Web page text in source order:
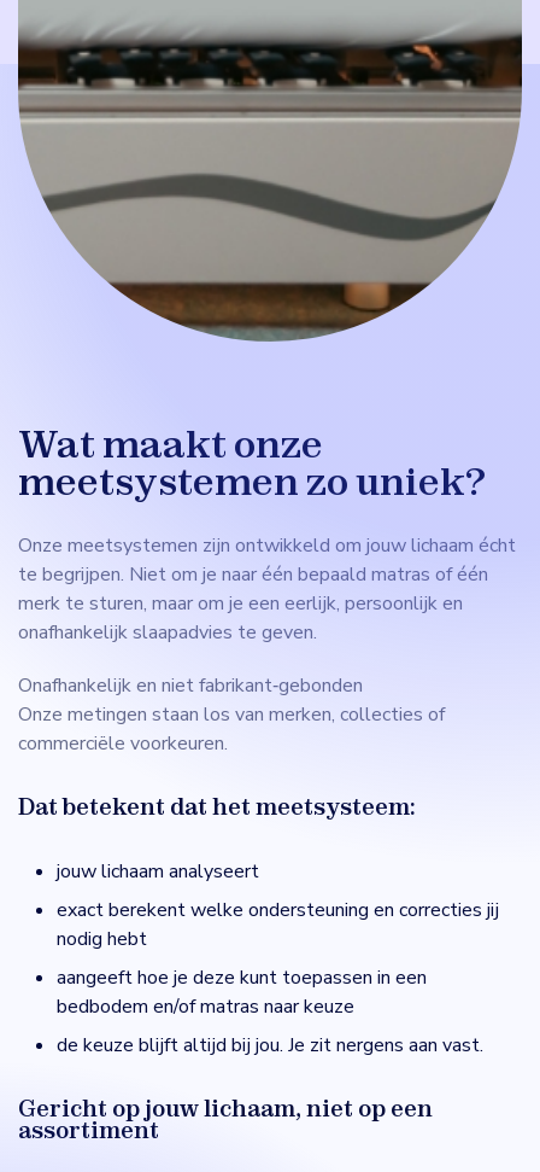
Wat maakt onze
meetsystemen zo uniek?
Onze meetsystemen zijn ontwikkeld om jouw lichaam écht
te begrijpen. Niet om je naar één bepaald matras of één
merk te sturen, maar om je een eerlijk, persoonlijk en
onafhankelijk slaapadvies te geven.
Onafhankelijk en niet fabrikant‑gebonden
Onze metingen staan los van merken, collecties of
commerciële voorkeuren.
Dat betekent dat het meetsysteem:
jouw lichaam analyseert
exact berekent welke ondersteuning en correcties jij
nodig hebt
aangeeft hoe je deze kunt toepassen in een
bedbodem en/of matras naar keuze
de keuze blijft altijd bij jou. Je zit nergens aan vast.
Gericht op jouw lichaam, niet op een
assortiment